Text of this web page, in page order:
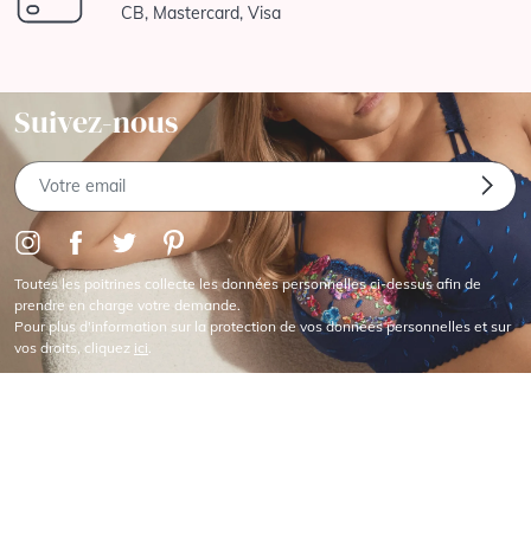
CB, Mastercard, Visa
Suivez-nous
Toutes les poitrines collecte les données personnelles ci-dessus afin de
prendre en charge votre demande.
Pour plus d'information sur la protection de vos données personnelles et sur
vos droits, cliquez ici.